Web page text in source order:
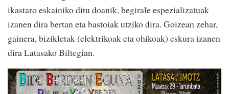
ikastaro eskainiko ditu doanik, begirale espezializatuak
izanen dira bertan eta bastoiak utziko dira. Goizean zehar,
gainera, bizikletak (elektrikoak eta ohikoak) eskura izanen
dira Latasako Biltegian.